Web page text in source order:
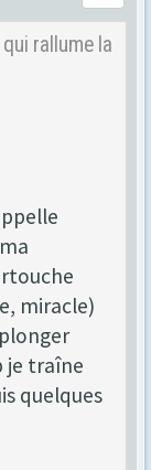
rallume la
miracle)
je traîne
quelques